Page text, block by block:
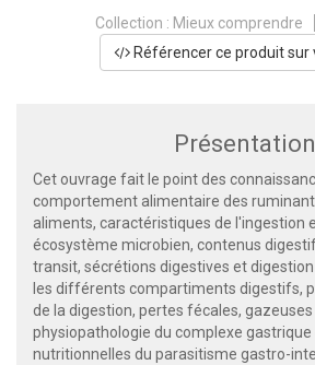
Collection : Mieux comprendre
Référencer ce produit sur
Présentation
Cet ouvrage fait le point des
comportement alimentaire des
aliments, caractéristiques de l'ingestion
écosystème microbien, contenus
transit, sécrétions digestives et
les différents compartiments digestifs,
de la digestion, pertes fécales,
physiopathologie du complexe
nutritionnelles du parasitisme gastro-